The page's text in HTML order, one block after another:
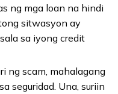
ng mga loan na hindi
sitwasyon ay
sa iyong credit
ng scam, mahalagang
seguridad. Una, suriin